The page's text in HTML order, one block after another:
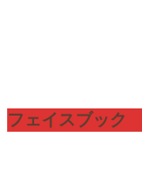
ョ
フェイスブック